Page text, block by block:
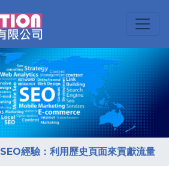
SEO經驗：利用歷史頁面來貢獻流量